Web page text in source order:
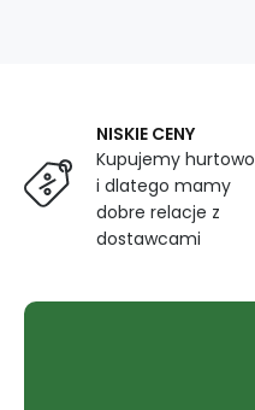
NISKIE CENY
Kupujemy hurtowo
i dlatego mamy
dobre relacje z
dostawcami